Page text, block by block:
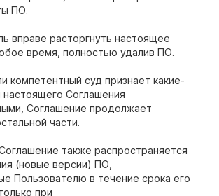
ПО.
вправе расторгнуть настоящее
время, полностью удалив ПО.
компетентный суд признает какие-
Соглашения
Соглашение продолжает
части.
также распространяется
(новые версии) ПО,
Пользователю в течение срока его
при